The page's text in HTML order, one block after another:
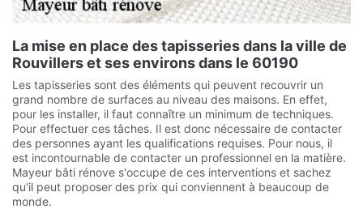
La mise en place des tapisseries dans la ville de
Rouvillers et ses environs dans le 60190
Les tapisseries sont des éléments qui peuvent recouvrir un
grand nombre de surfaces au niveau des maisons. En effet,
pour les installer, il faut connaître un minimum de techniques.
Pour effectuer ces tâches. Il est donc nécessaire de contacter
des personnes ayant les qualifications requises. Pour nous, il
est incontournable de contacter un professionnel en la matière.
Mayeur bâti rénove s'occupe de ces interventions et sachez
qu'il peut proposer des prix qui conviennent à beaucoup de
monde.